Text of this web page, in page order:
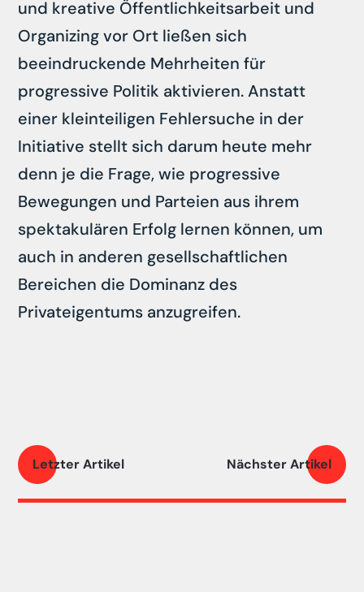
und kreative Öffentlichkeitsarbeit und
Organizing vor Ort ließen sich
beeindruckende Mehrheiten für
progressive Politik aktivieren. Anstatt
einer kleinteiligen Fehlersuche in der
Initiative stellt sich darum heute mehr
denn je die Frage, wie progressive
Bewegungen und Parteien aus ihrem
spektakulären Erfolg lernen können, um
auch in anderen gesellschaftlichen
Bereichen die Dominanz des
Privateigentums anzugreifen.
Letzter Artikel Nächster Artikel